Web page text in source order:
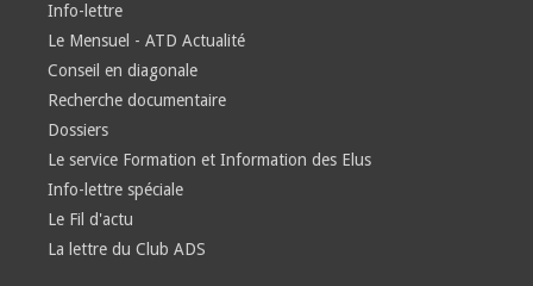
Info-lettre
Le Mensuel - ATD Actualité
Conseil en diagonale
Recherche documentaire
Dossiers
Le service Formation et Information des Elus
Info-lettre spéciale
Le Fil d'actu
La lettre du Club ADS